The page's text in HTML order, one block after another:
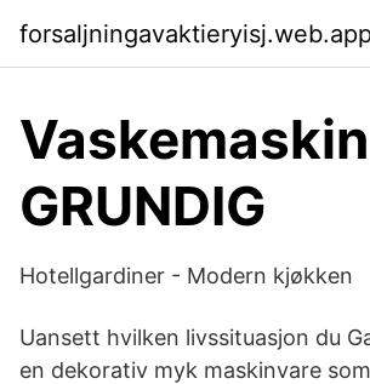
GRUNDIG
Hotellgardiner - Modern kjøkken
Uansett hvilken livssituasjon du
en dekorativ myk maskinvare